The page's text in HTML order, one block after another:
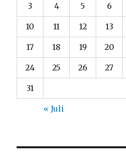
3 4 5 6
10 11 12 13
17 18 19 20
24 25 26 27
31
« Juli